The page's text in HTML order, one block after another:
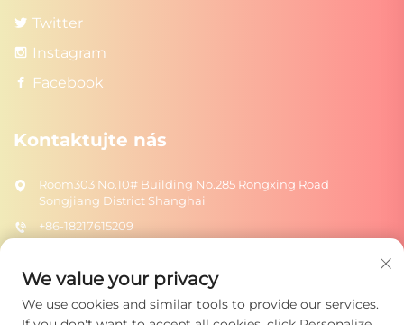
Twitter
Instagram
Facebook
Kontaktujte nás
Room303 No.10# Building No.285 Rongxing Road
Songjiang District Shanghai
+86-18217615209
Odeslat
We value your privacy
We use cookies and similar tools to provide our services.